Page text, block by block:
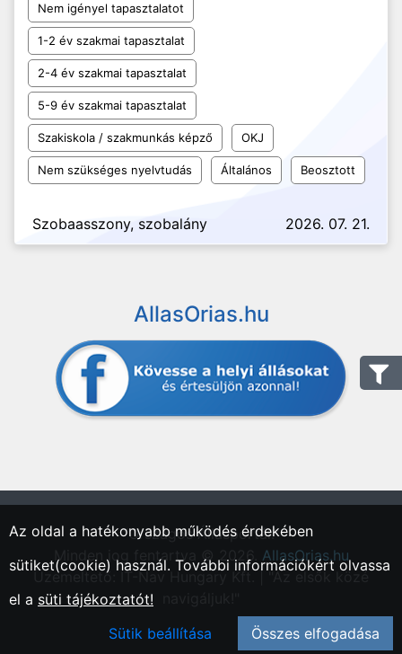
Nem igényel tapasztalatot
1-2 év szakmai tapasztalat
2-4 év szakmai tapasztalat
5-9 év szakmai tapasztalat
Szakiskola / szakmunkás képző OKJ
Nem szükséges nyelvtudás Általános Beosztott
Szobaasszony, szobalány 2026. 07. 21.
AllasOrias.hu
"Országos Állásportál."
Minden jog fentartva © 2026. AllasOrias.hu
Üzemeltető: IT-Nav Hungary Kft. | "Az elsők közé
Az oldal a hatékonyabb működés érdekében
sütiket(cookie) használ. További információkért olvassa
el a süti tájékoztatót!
Sütik beállítása
Összes elfogadása